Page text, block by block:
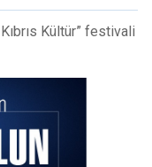
Kültür” festivali